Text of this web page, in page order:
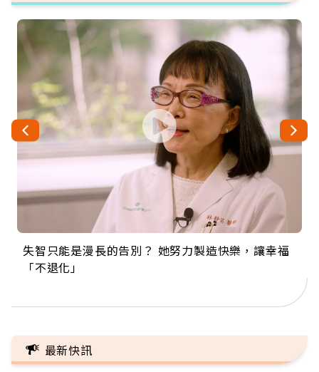
失智只能是漫長的告別？ 她努力製造快樂，讓幸福
「不退化」
來自剛果的巧克力神父 為台灣奉獻36年 「台灣是我
的家，我連作夢都講台語！」
63歲卸矽谷副總、搬回台灣找快樂！「蛋黃哥小
丑」走進安養院，逗樂上萬爺奶：退休後才開始真
104歲打破金氏世界紀錄 成為全球最年長羽球選
手，分享長壽的秘密原來是「這個」
事業巔峰他選擇追夢…黑手阿伯拉小提琴還登上小
巨蛋！連CNN都大讚！
最新快訊